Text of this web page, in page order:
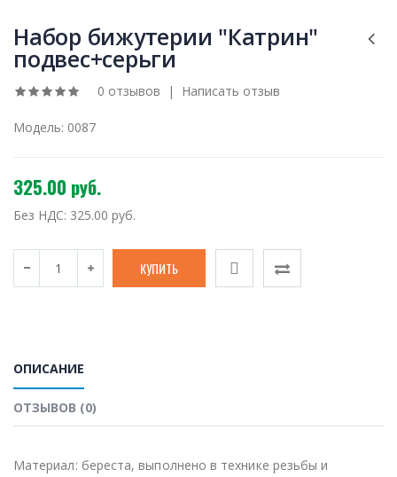
Набор бижутерии "Катрин"
подвес+серьги
0 отзывов | Написать отзыв
Модель: 0087
325.00 руб.
Без НДС: 325.00 руб.
ОПИСАНИЕ
ОТЗЫВОВ (0)
Материал: береста, выполнено в технике резьбы и